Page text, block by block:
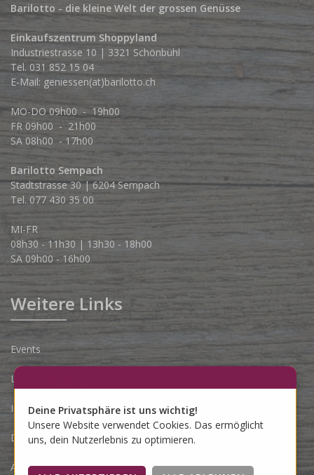
Barilotto - die kleine Welt der grossen Genüsse
Einkaufszentrum Shoppyland
Industriestrasse 10 | 3321 Schönbühl
Tel. 031 852 15 04
E-Mail: geniessen(at)barilotto.ch
MO-DO 09h00 - 19h00
FR 09h00 - 21h00
SA 08h00 - 17h00
Barilotto Sempach
Stadtstrasse 30 | 6204 Sempach
Tel. 077 430 35 00
MI-FR
08h30 - 11h30 | 13h30 - 18h00
SA 09h00 - 16h00
Weitere Links
Events
Lieferbedingungen
Impressum
Datenschutzerklärung
AGB
Deine Privatsphäre ist uns wichtig!
Unsere Website verwendet Cookies. Das ermöglicht
uns, dein Nutzerlebnis zu optimieren.